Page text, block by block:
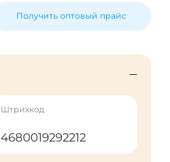
Получить оптовый прайс
Штрихкод
4680019292212